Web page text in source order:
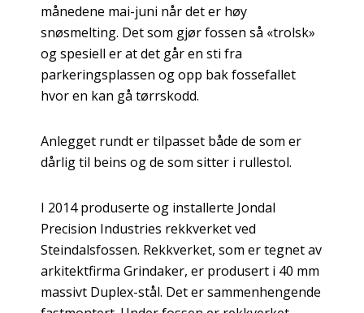
månedene mai-juni når det er høy
snøsmelting. Det som gjør fossen så «trolsk»
og spesiell er at det går en sti fra
parkeringsplassen og opp bak fossefallet
hvor en kan gå tørrskodd.
Anlegget rundt er tilpasset både de som er
dårlig til beins og de som sitter i rullestol.
I 2014 produserte og installerte Jondal
Precision Industries rekkverket ved
Steindalsfossen. Rekkverket, som er tegnet av
arkitektfirma Grindaker, er produsert i 40 mm
massivt Duplex-stål. Det er sammenhengende